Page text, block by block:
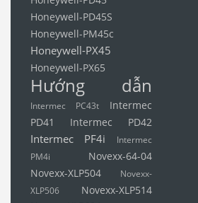
Honeywell-PD45S
Honeywell-PM45c
Honeywell-PX45
Honeywell-PX65
Hướng dẫn
Intermec PC43t
Intermec
PD41
Intermec PD42
Intermec PF4i
Intermec
PM4i
Novexx-64-04
Novexx-XLP504
Novexx-
XLP506
Novexx-XLP514